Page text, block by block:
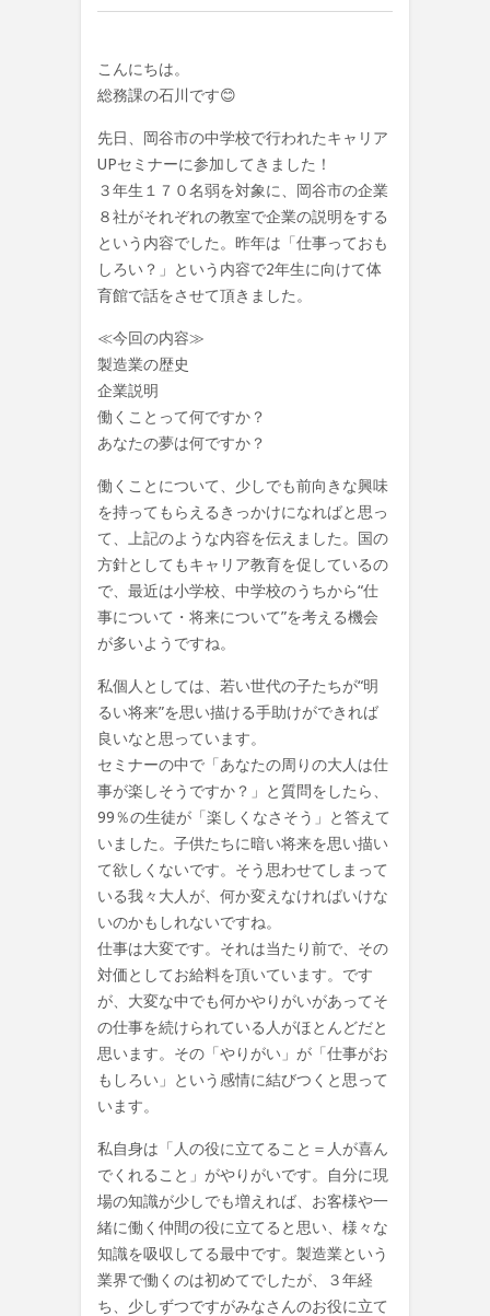
こんにちは。
総務課の石川です😊
先日、岡谷市の中学校で行われたキャリア
UPセミナーに参加してきました！
３年生１７０名弱を対象に、岡谷市の企業
８社がそれぞれの教室で企業の説明をする
という内容でした。昨年は「仕事っておも
しろい？」という内容で2年生に向けて体
育館で話をさせて頂きました。
≪今回の内容≫
製造業の歴史
企業説明
働くことって何ですか？
あなたの夢は何ですか？
働くことについて、少しでも前向きな興味
を持ってもらえるきっかけになればと思っ
て、上記のような内容を伝えました。国の
方針としてもキャリア教育を促しているの
で、最近は小学校、中学校のうちから“仕
事について・将来について”を考える機会
が多いようですね。
私個人としては、若い世代の子たちが“明
るい将来”を思い描ける手助けができれば
良いなと思っています。
セミナーの中で「あなたの周りの大人は仕
事が楽しそうですか？」と質問をしたら、
99％の生徒が「楽しくなさそう」と答えて
いました。子供たちに暗い将来を思い描い
て欲しくないです。そう思わせてしまって
いる我々大人が、何か変えなければいけな
いのかもしれないですね。
仕事は大変です。それは当たり前で、その
対価としてお給料を頂いています。です
が、大変な中でも何かやりがいがあってそ
の仕事を続けられている人がほとんどだと
思います。その「やりがい」が「仕事がお
もしろい」という感情に結びつくと思って
います。
私自身は「人の役に立てること＝人が喜ん
でくれること」がやりがいです。自分に現
場の知識が少しでも増えれば、お客様や一
緒に働く仲間の役に立てると思い、様々な
知識を吸収してる最中です。製造業という
業界で働くのは初めてでしたが、３年経
ち、少しずつですがみなさんのお役に立て